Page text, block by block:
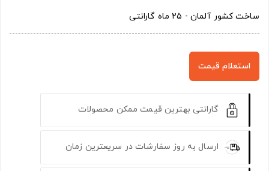
ساخت کشور آلمان - ۲۵ ماه گارانتی
استعلام قیمت
گارانتی بهترین قیمت ممکن محصولات
ارسال به روز سفارشات در سریعترین زمان